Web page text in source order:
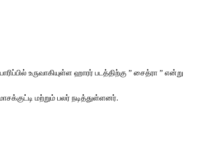
உருவாகியுள்ள ஹாரர் படத்திற்கு ” சைத்ரா ” என்று
மற்றும் பலர் நடித்துள்ளனர்.